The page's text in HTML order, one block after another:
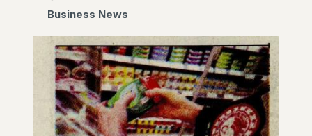
Business News